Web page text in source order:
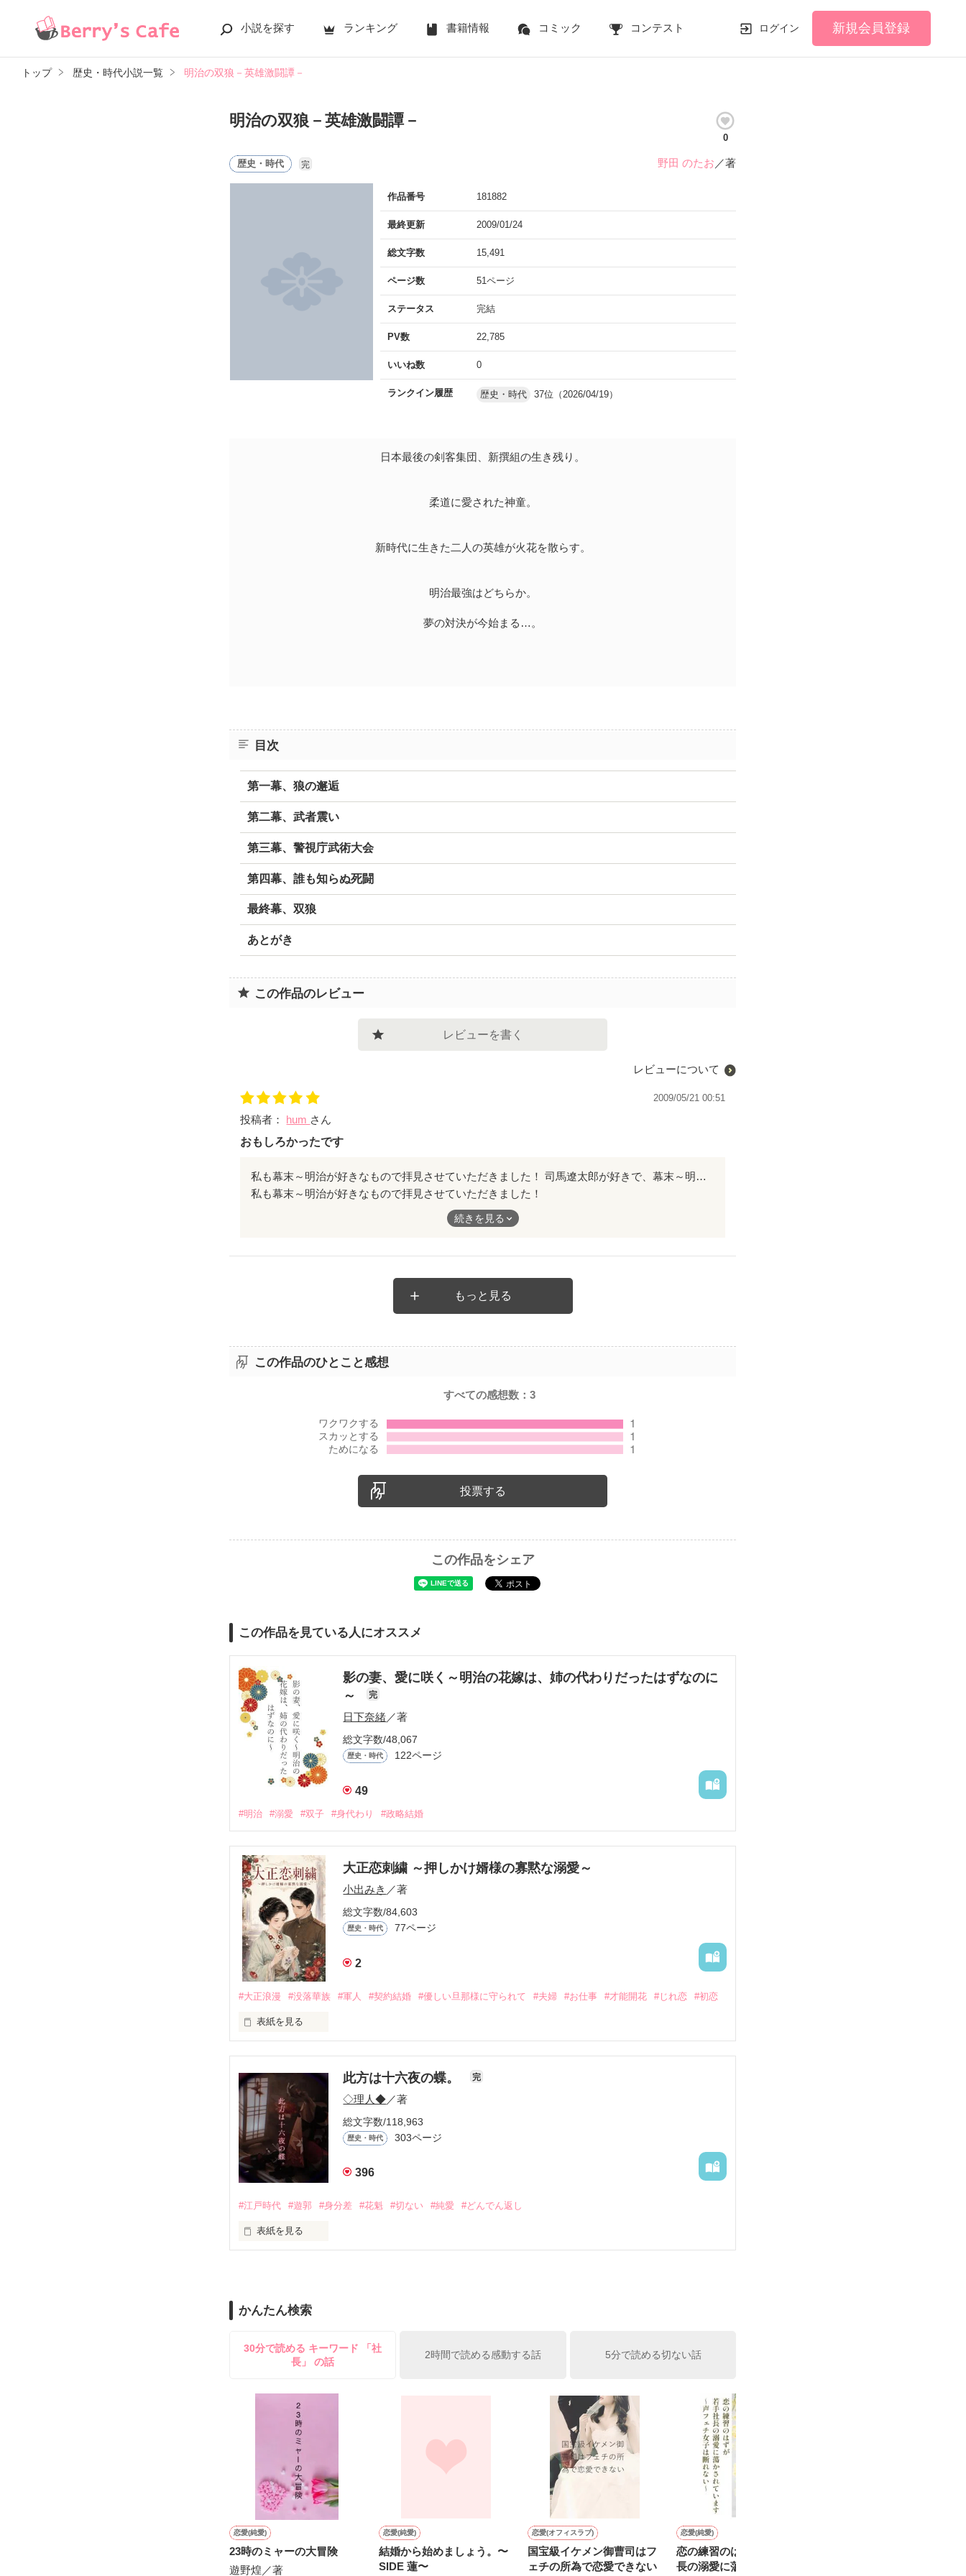
小説を探す ランキング 書籍情報 コミック コンテスト ログイン 新規会員登録
トップ 歴史・時代小説一覧 明治の双狼－英雄激闘譚－
明治の双狼－英雄激闘譚－
0
歴史・時代 完 野田 のたお ／著
作品番号 181882
最終更新 2009/01/24
総文字数 15,491
ページ数 51ページ
ステータス 完結
PV数 22,785
いいね数 0
ランクイン履歴 歴史・時代 37位（2026/04/19）
日本最後の剣客集団、新撰組の生き残り。
柔道に愛された神童。
新時代に生きた二人の英雄が火花を散らす。
明治最強はどちらか。
夢の対決が今始まる…。
目次
第一幕、狼の邂逅
第二幕、武者震い
第三幕、警視庁武術大会
第四幕、誰も知らぬ死闘
最終幕、双狼
あとがき
この作品のレビュー
レビューを書く
レビューについて
2009/05/21 00:51
投稿者： hum さん
おもしろかったです
私も幕末～明治が好きなもので拝見させていただきました！ 司馬遼太郎が好きで、幕末～明治が好きになり、新撰組や維新志士も好きになりました。 生き様とかほんとに素敵ですよね。カッコいいです！ 新撰組の中でも特に好きな斉藤の登場がすごく嬉しかったです(o^-')b 戦いのシーンも、おもしろかったです！ 剣術VS柔道という発想もステキだと思いました！ 長々と申し訳ない(*_*) ゼヒゼヒまた書いていただきたいです(^-^)
私も幕末～明治が好きなもので拝見させていただきました！
司馬遼太郎が好きで、幕末～明治が好きになり、新撰組や維新志士も好きになりました。
生き様とかほんとに素敵ですよね。カッコいいです！
剣術VS柔道という発想もステキだと思いました！
続きを見る
もっと見る
この作品のひとこと感想
すべての感想数：3
投票する
この作品をシェア
この作品を見ている人にオススメ
影の妻、愛に咲く～明治の花嫁は、姉の代わりだったはずなのに
～
完
日下奈緒／著
総文字数/48,067
歴史・時代 122ページ
49
#明治 #溺愛 #双子 #身代わり #政略結婚
大正恋刺繍 ～押しかけ婿様の寡黙な溺愛～
小出みき ／著
総文字数/84,603
歴史・時代 77ページ
2
#大正浪漫 #没落華族 #軍人 #契約結婚 #優しい旦那様に守られて #夫婦 #お仕事 #才能開花 #じれ恋 #初恋
表紙を見る
借金で差し押さえ寸前の一条伯爵家。
絶望する令嬢・澄乃の前に現れたのは、有能な若き少佐・橘朔也だった。
彼は莫大な借財を肩代わりする代わりに、澄乃への「婿入り」を要求する。
拒否権のない契約結婚。
しかし、始まった新婚生活で、不器用なほどに真っ直ぐな愛情を示される。
「あなたが望まないことは、決してしません」
「あなたの好きなものは、きっと良いものです」
軍服の奥に15年越しの執着を秘めた夫は、世間から軽んじられる澄乃の「刺繍」を、誰よりも尊重し、
守り抜こうとする。
く、大正浪漫×逆転夫婦愛！
気に入っていただけましたら是非ブクマ・いいねで応援よろしくお願いします
ひとこと感想で燃料投下も是非
此方は十六夜の蝶。 完
◇理人◆／著
総文字数/118,963
歴史・時代 303ページ
396
#江戸時代 #遊郭 #身分差 #花魁 #切ない #純愛 #どんでん返し
表紙を見る
おいでなんし、おいでなんし、
ここは江戸の花街・吉原───裏遊郭。
男が女を買うのではありんせん。
女が男を買い、女が夢を見る場所でありんす。
その街へと引き取られる条件は
群を抜くほどの美貌、ただひとつ。
名づけて“裏吉原”と、申しんす。
かんたん検索
30分で読める キーワード 「社
長」 の話
2時間で読める感動する話 5分で読める切ない話
恋愛(純愛)
23時のミャーの大冒険
遊野煌／著
恋愛(純愛)
結婚から始めましょう。〜
SIDE 蓮〜
恋愛(オフィスラブ)
国宝級イケメン御曹司はフ
ェチの所為で恋愛できない
恋愛(純愛)
恋の練習のはずが、若手社
長の溺愛に蕩かされていま